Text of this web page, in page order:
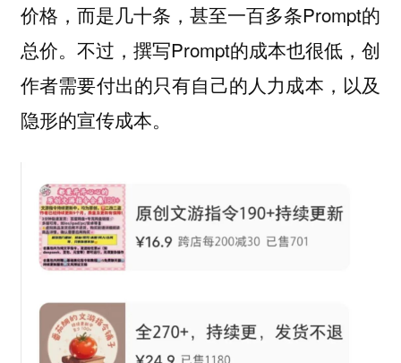
价格，而是几十条，甚至一百多条Prompt的
总价。不过，撰写Prompt的成本也很低，创
作者需要付出的只有自己的人力成本，以及
隐形的宣传成本。